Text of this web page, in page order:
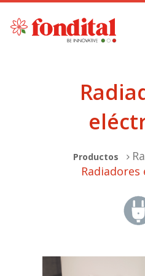
Productos